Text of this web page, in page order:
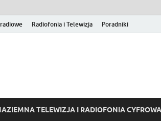
Radiofonia i Telewizja Poradniki
online, VOD
TELEWIZJA I RADIOFONIA CYFROWA